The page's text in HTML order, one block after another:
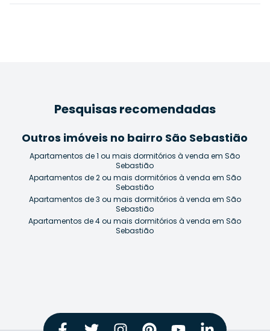
Pesquisas recomendadas
Outros imóveis no bairro São Sebastião
Apartamentos de 1 ou mais dormitórios à venda em São
Sebastião
Apartamentos de 2 ou mais dormitórios à venda em São
Sebastião
Apartamentos de 3 ou mais dormitórios à venda em São
Sebastião
Apartamentos de 4 ou mais dormitórios à venda em São
Sebastião